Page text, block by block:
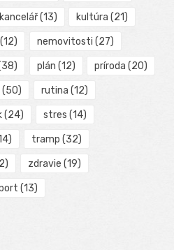
kancelář(13) kultúra (21)
(12) nemovitosti (27)
plán (12) príroda (20)
(50) rutina (12)
(24) stres (14)
tramp (32)
zdravie (19)
(13)